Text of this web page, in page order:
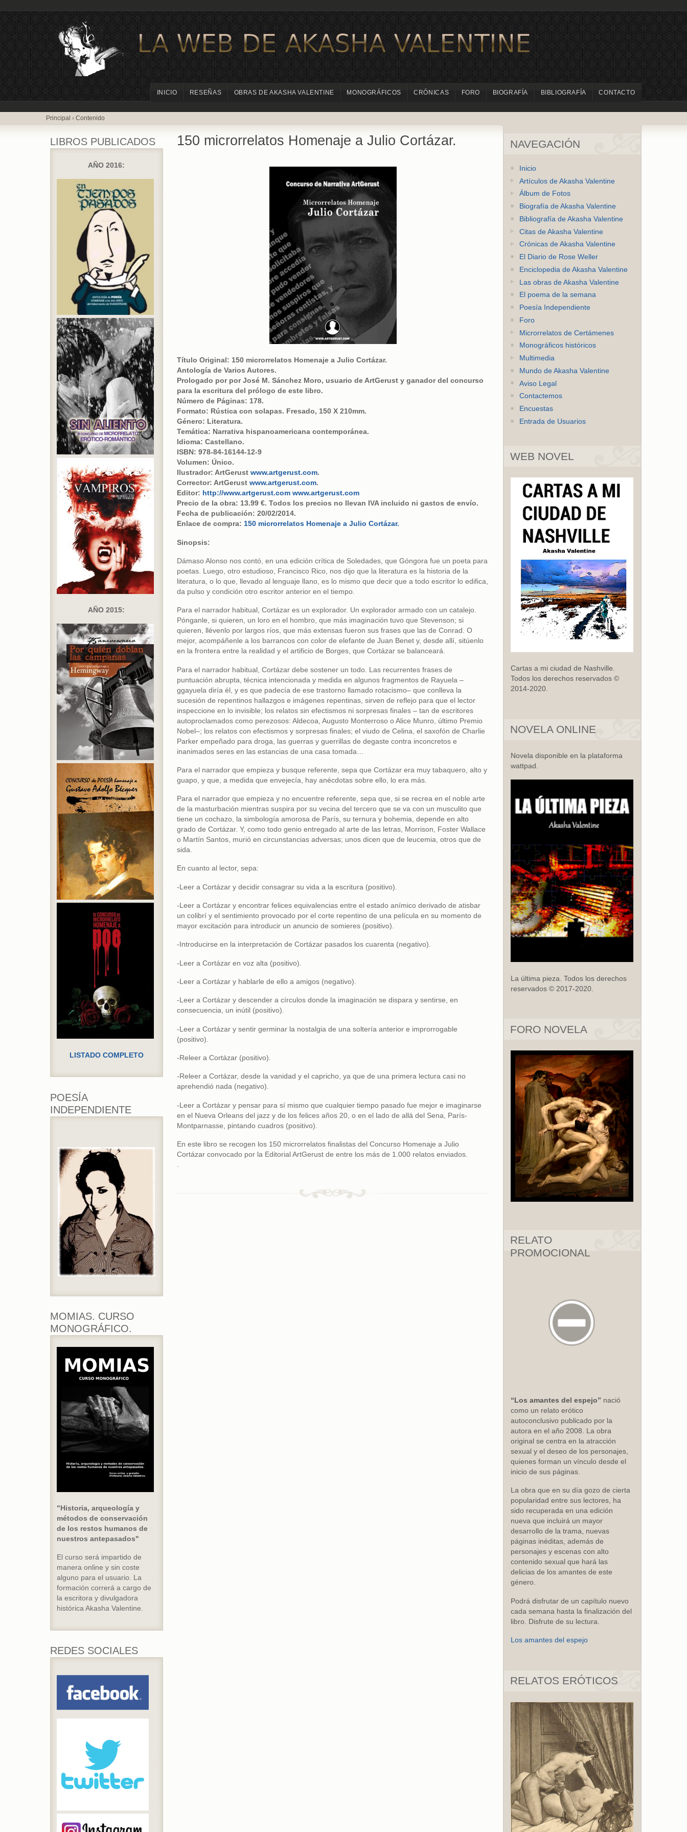
INICIO RESEÑAS OBRAS DE AKASHA VALENTINE MONOGRÁFICOS CRÓNICAS FORO BIOGRAFÍA BIBLIOGRAFÍA CONTACTO
Principal › Contenido
LIBROS PUBLICADOS
AÑO 2016:
AÑO 2015:
LISTADO COMPLETO
POESÍA
INDEPENDIENTE
MOMIAS. CURSO
MONOGRÁFICO.
"Historia, arqueología y
métodos de conservación
de los restos humanos de
nuestros antepasados"
El curso será impartido de
manera online y sin coste
alguno para el usuario. La
formación correrá a cargo de
la escritora y divulgadora
histórica Akasha Valentine.
REDES SOCIALES
150 microrrelatos Homenaje a Julio Cortázar.
Título Original: 150 microrrelatos Homenaje a Julio Cortázar.
Antología de Varios Autores.
Prologado por por José M. Sánchez Moro, usuario de ArtGerust y ganador del concurso
para la escritura del prólogo de este libro.
Número de Páginas: 178.
Formato: Rústica con solapas. Fresado, 150 X 210mm.
Género: Literatura.
Temática: Narrativa hispanoamericana contemporánea.
Idioma: Castellano.
ISBN: 978-84-16144-12-9
Volumen: Único.
Ilustrador: ArtGerust www.artgerust.com.
Corrector: ArtGerust www.artgerust.com.
Editor: http://www.artgerust.com www.artgerust.com
Precio de la obra: 13.99 €. Todos los precios no llevan IVA incluido ni gastos de envío.
Fecha de publicación: 20/02/2014.
Enlace de compra: 150 microrrelatos Homenaje a Julio Cortázar.
Sinopsis:
Dámaso Alonso nos contó, en una edición crítica de Soledades, que Góngora fue un poeta para
poetas. Luego, otro estudioso, Francisco Rico, nos dijo que la literatura es la historia de la
literatura, o lo que, llevado al lenguaje llano, es lo mismo que decir que a todo escritor lo edifica,
da pulso y condición otro escritor anterior en el tiempo.
Para el narrador habitual, Cortázar es un explorador. Un explorador armado con un catalejo.
Pónganle, si quieren, un loro en el hombro, que más imaginación tuvo que Stevenson; si
quieren, llévenlo por largos ríos, que más extensas fueron sus frases que las de Conrad. O
mejor, acompáñenle a los barrancos con color de elefante de Juan Benet y, desde allí, sitúenlo
en la frontera entre la realidad y el artificio de Borges, que Cortázar se balanceará.
Para el narrador habitual, Cortázar debe sostener un todo. Las recurrentes frases de
puntuación abrupta, técnica intencionada y medida en algunos fragmentos de Rayuela –
ggayuela diría él, y es que padecía de ese trastorno llamado rotacismo– que conlleva la
sucesión de repentinos hallazgos e imágenes repentinas, sirven de reflejo para que el lector
inspeccione en lo invisible; los relatos sin efectismos ni sorpresas finales – tan de escritores
autoproclamados como perezosos: Aldecoa, Augusto Monterroso o Alice Munro, último Premio
Nobel–; los relatos con efectismos y sorpresas finales; el viudo de Celina, el saxofón de Charlie
Parker empeñado para droga, las guerras y guerrillas de degaste contra inconcretos e
inanimados seres en las estancias de una casa tomada…
Para el narrador que empieza y busque referente, sepa que Cortázar era muy tabaquero, alto y
guapo, y que, a medida que envejecía, hay anécdotas sobre ello, lo era más.
Para el narrador que empieza y no encuentre referente, sepa que, si se recrea en el noble arte
de la masturbación mientras suspira por su vecina del tercero que se va con un musculito que
tiene un cochazo, la simbología amorosa de París, su ternura y bohemia, depende en alto
grado de Cortázar. Y, como todo genio entregado al arte de las letras, Morrison, Foster Wallace
o Martín Santos, murió en circunstancias adversas; unos dicen que de leucemia, otros que de
sida.
En cuanto al lector, sepa:
-Leer a Cortázar y decidir consagrar su vida a la escritura (positivo).
-Leer a Cortázar y encontrar felices equivalencias entre el estado anímico derivado de atisbar
un colibrí y el sentimiento provocado por el corte repentino de una película en su momento de
mayor excitación para introducir un anuncio de somieres (positivo).
-Introducirse en la interpretación de Cortázar pasados los cuarenta (negativo).
-Leer a Cortázar en voz alta (positivo).
-Leer a Cortázar y hablarle de ello a amigos (negativo).
-Leer a Cortázar y descender a círculos donde la imaginación se dispara y sentirse, en
consecuencia, un inútil (positivo).
-Leer a Cortázar y sentir germinar la nostalgia de una soltería anterior e improrrogable
(positivo).
-Releer a Cortázar (positivo).
-Releer a Cortázar, desde la vanidad y el capricho, ya que de una primera lectura casi no
aprehendió nada (negativo).
-Leer a Cortázar y pensar para sí mismo que cualquier tiempo pasado fue mejor e imaginarse
en el Nueva Orleans del jazz y de los felices años 20, o en el lado de allá del Sena, París-
Montparnasse, pintando cuadros (positivo).
En este libro se recogen los 150 microrrelatos finalistas del Concurso Homenaje a Julio
Cortázar convocado por la Editorial ArtGerust de entre los más de 1.000 relatos enviados.
NAVEGACIÓN
Inicio
Artículos de Akasha Valentine
Álbum de Fotos
Biografía de Akasha Valentine
Bibliografía de Akasha Valentine
Citas de Akasha Valentine
Crónicas de Akasha Valentine
El Diario de Rose Weller
Enciclopedia de Akasha Valentine
Las obras de Akasha Valentine
El poema de la semana
Poesía Independiente
Foro
Microrrelatos de Certámenes
Monográficos históricos
Multimedia
Mundo de Akasha Valentine
Aviso Legal
Contactemos
Encuestas
Entrada de Usuarios
WEB NOVEL
Cartas a mi ciudad de Nashville.
Todos los derechos reservados ©
2014-2020.
NOVELA ONLINE
Novela disponible en la plataforma
wattpad.
La última pieza. Todos los derechos
reservados © 2017-2020.
FORO NOVELA
RELATO
PROMOCIONAL
“Los amantes del espejo” nació
como un relato erótico
autoconclusivo publicado por la
autora en el año 2008. La obra
original se centra en la atracción
sexual y el deseo de los personajes,
quienes forman un vínculo desde el
inicio de sus páginas.
La obra que en su día gozo de cierta
popularidad entre sus lectores, ha
sido recuperada en una edición
nueva que incluirá un mayor
desarrollo de la trama, nuevas
páginas inéditas, además de
personajes y escenas con alto
contenido sexual que hará las
delicias de los amantes de este
género.
Podrá disfrutar de un capítulo nuevo
cada semana hasta la finalización del
libro. Disfrute de su lectura.
Los amantes del espejo
RELATOS ERÓTICOS